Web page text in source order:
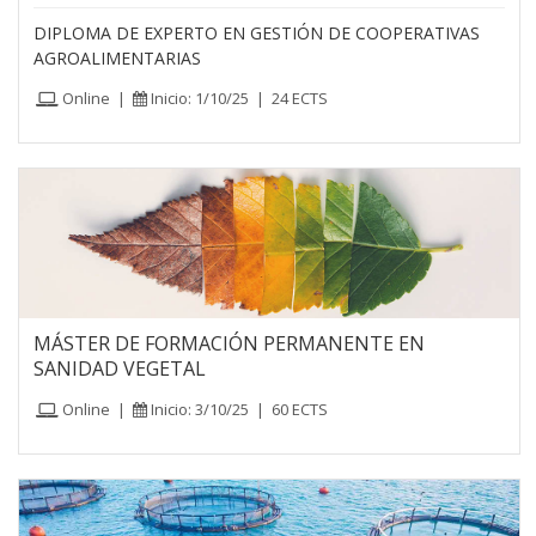
DIPLOMA DE EXPERTO EN GESTIÓN DE COOPERATIVAS
AGROALIMENTARIAS
Online | Inicio: 1/10/25 | 24 ECTS
MÁSTER DE FORMACIÓN PERMANENTE EN
SANIDAD VEGETAL
Online | Inicio: 3/10/25 | 60 ECTS